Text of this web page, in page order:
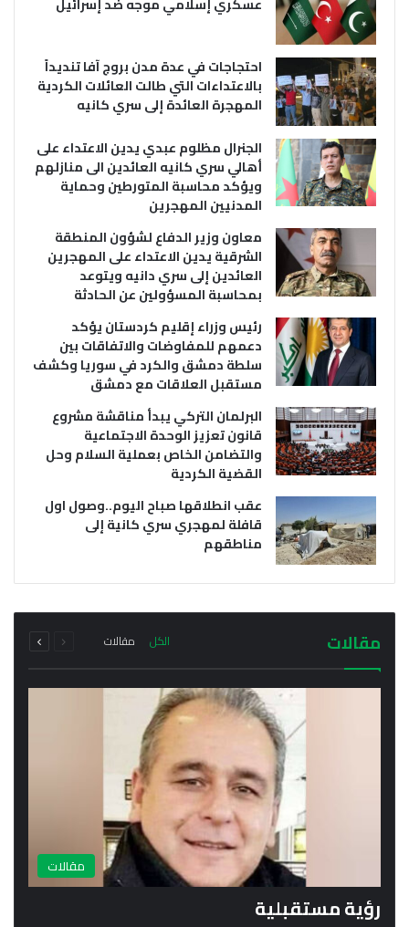
عسكري إسلامي موجه ضد إسرائيل
احتجاجات في عدة مدن بروج آفا تنديداً
بالاعتداءات التي طالت العائلات الكردية
المهجرة العائدة إلى سري كانيه
الجنرال مظلوم عبدي يدين الاعتداء على
أهالي سري كانيه العائدين الى منازلهم
ويؤكد محاسبة المتورطين وحماية
المدنيين المهجرين
معاون وزير الدفاع لشؤون المنطقة
الشرقية يدين الاعتداء على المهجرين
العائدين إلى سري دانيه ويتوعد
بمحاسبة المسؤولين عن الحادثة
رئيس وزراء إقليم كردستان يؤكد
دعمهم للمفاوضات والاتفاقات بين
سلطة دمشق والكرد في سوريا وكشف
مستقبل العلاقات مع دمشق
البرلمان التركي يبدأ مناقشة مشروع
قانون تعزيز الوحدة الاجتماعية
والتضامن الخاص بعملية السلام وحل
القضية الكردية
عقب انطلاقها صباح اليوم..وصول اول
قافلة لمهجري سري كانية إلى
مناطقهم
مجموع
أغسطس 10, 2026
مجموع
أغسطس 10, 2026
سيامند عفرين يؤكد اعتقال عدد من المعتدين على
مقالات الكل مقالات الصفحةالصفحة
مقالات
رؤية مستقبلية